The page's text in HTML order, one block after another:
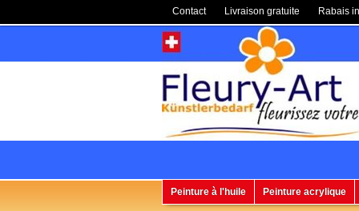
Peinture à l'huile Peinture acrylique
Rabais
Livraison gratuite
Contact